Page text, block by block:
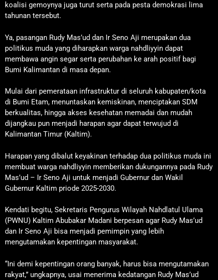
koalisi gemoynya juga turut serta pada pesta demokrasi lima
tahunan tersebut.
Ya, pasangan Rudy Mas’ud dan Ir Seno Aji merupakan dua
politikus muda yang diharapkan warga nahdliyyin dapat
membawa angin segar serta perubahan ke arah positif bagi
Bumi Kalimantan di masa depan.
Mulai dari pemerataan infrastruktur di seluruh kabupaten/kota
di Bumi Etam, menuntaskan kemiskinan, menciptakan SDM
berkualitas, hingga akses kesehatan memadai dan mudah
dijangkau pun menjadi harapan agar dapat terwujud di
Kalimantan Timur (Kaltim).
Harapan yang dibalut keyakinan terhadap dua politikus muda ini
membuat warga nahdliyyin memberikan dukungannya pada Rudy
Mas’ud – Ir Seno Aji untuk menjadi Gubernur dan Wakil
Gubernur Kaltim priode 2025-2030.
Kendati begitu, Sekretaris Pengurus Wilayah Nahdlatul Ulama
(PWNU) Kaltim Abubakar Madani berpesan agar Rudy Mas’ud
dan Ir Seno Aji bisa menjadi pemimpin yang lebih
mengutamakan kepentingan masyarakat.
“Ini demi kepentingan orang banyak, harus bisa mengutamakan
rakyat,” ungkapnya, usai menerima kedatangan Rudy Mas’ud